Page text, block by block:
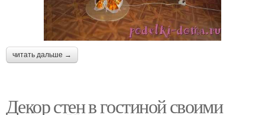
читать дальше →
Декор стен в гостиной своими